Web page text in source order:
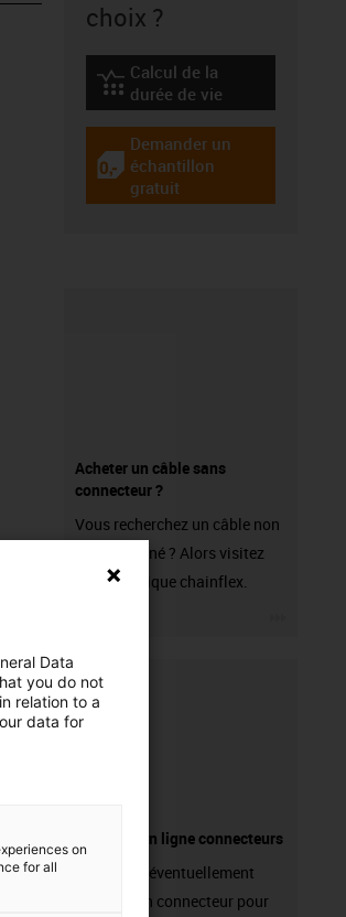
choix ?
igus-icon-lebensdauerrechner
Calcul de la
durée de vie
igus-icon-gratismuster
Demander un
échantillon
gratuit
Acheter un câble sans
connecteur ?
Vous recherchez un câble non
confectionné ? Alors visitez
notre boutique chainflex.
Boutique en ligne connecteurs
Avez-vous éventuellement
besoin d'un connecteur pour
Data
you do not
relation to a
data for
on
for all